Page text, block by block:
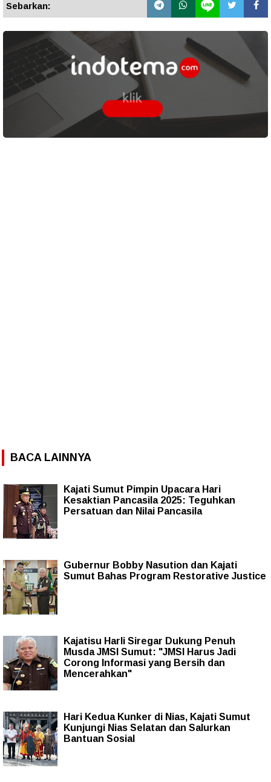
Sebarkan:
BACA LAINNYA
Kajati Sumut Pimpin Upacara Hari
Kesaktian Pancasila 2025: Teguhkan
Persatuan dan Nilai Pancasila
Gubernur Bobby Nasution dan Kajati
Sumut Bahas Program Restorative Justice
Kajatisu Harli Siregar Dukung Penuh
Musda JMSI Sumut: "JMSI Harus Jadi
Corong Informasi yang Bersih dan
Mencerahkan"
Hari Kedua Kunker di Nias, Kajati Sumut
Kunjungi Nias Selatan dan Salurkan
Bantuan Sosial